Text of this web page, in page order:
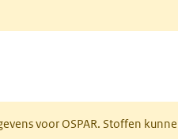
voor OSPAR. Stoffen